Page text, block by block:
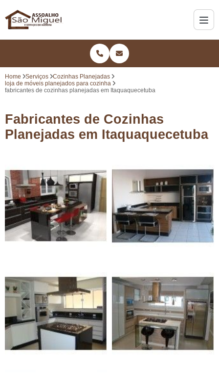
Home Serviços
Cozinhas Planejadas
loja de móveis planejados para cozinha
fabricantes de cozinhas planejadas em Itaquaquecetuba
Fabricantes de Cozinhas
Planejadas em Itaquaquecetuba